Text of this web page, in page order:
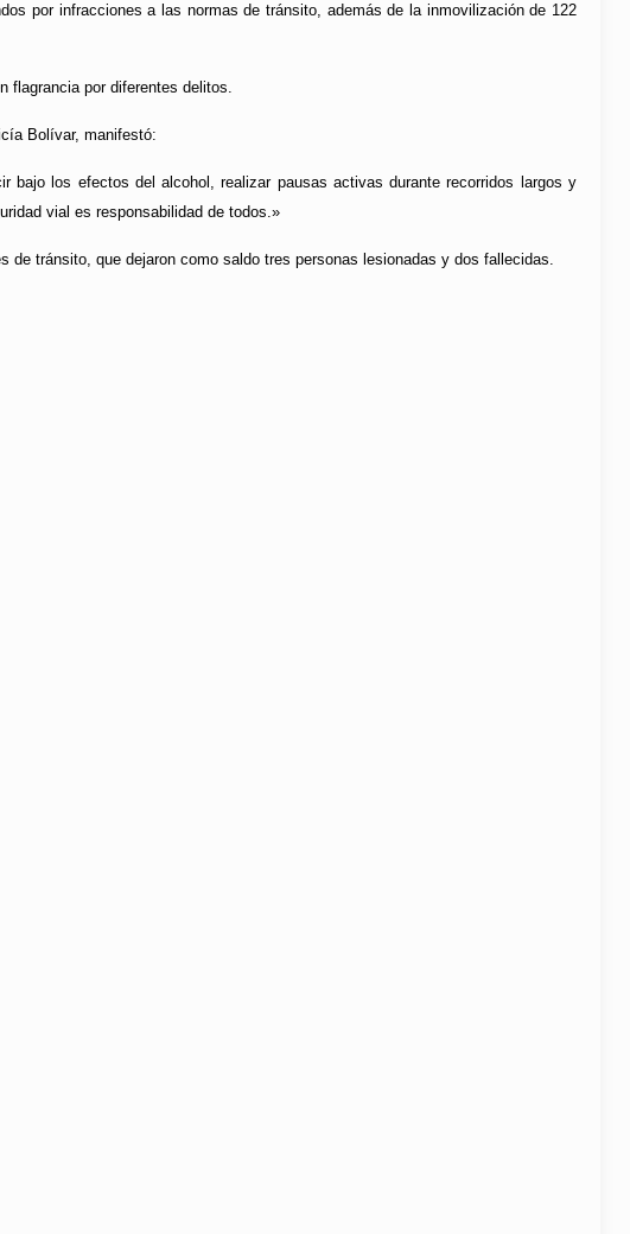
por infracciones a las normas de tránsito, además de la inmovilización de 122
flagrancia por diferentes delitos.
Bolívar, manifestó:
los efectos del alcohol, realizar pausas activas durante recorridos largos y
vial es responsabilidad de todos.»
tránsito, que dejaron como saldo tres personas lesionadas y dos fallecidas.